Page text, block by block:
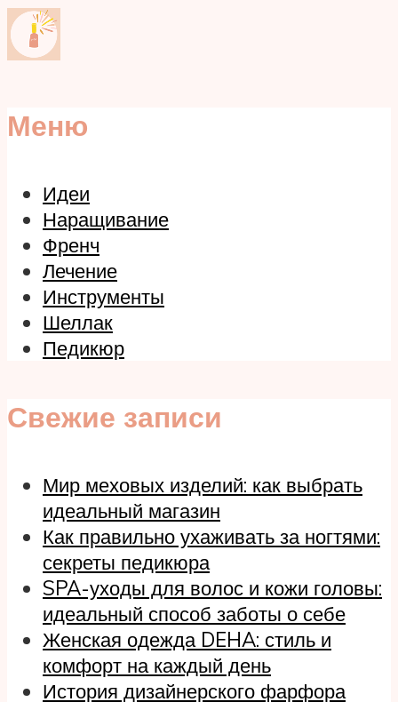
Меню
Идеи
Наращивание
Френч
Лечение
Инструменты
Шеллак
Педикюр
Свежие записи
Мир меховых изделий: как выбрать
идеальный магазин
Как правильно ухаживать за ногтями:
секреты педикюра
SPA-уходы для волос и кожи головы:
идеальный способ заботы о себе
Женская одежда DEHA: стиль и
комфорт на каждый день
История дизайнерского фарфора